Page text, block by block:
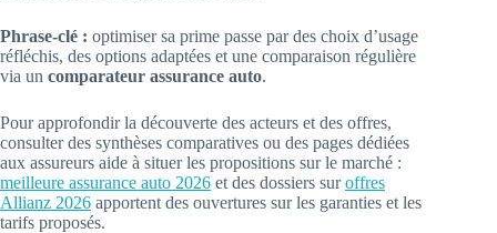
Phrase-clé : optimiser sa prime passe par des choix d’usage
réfléchis, des options adaptées et une comparaison régulière
via un comparateur assurance auto.
Pour approfondir la découverte des acteurs et des offres,
consulter des synthèses comparatives ou des pages dédiées
aux assureurs aide à situer les propositions sur le marché :
meilleure assurance auto 2026 et des dossiers suroffres
Allianz 2026 apportent des ouvertures sur les garanties et les
tarifs proposés.